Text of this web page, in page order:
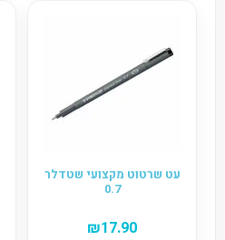
עט שרטוט מקצועי שטדלר
0.7
₪17.90